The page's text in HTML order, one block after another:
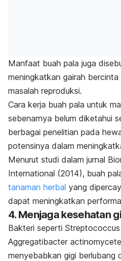
Manfaat buah pala juga
meningkatkan gairah
masalah reproduksi.
Cara kerja buah pala untuk
sebenarnya belum diketahui
berbagai penelitian pada
potensinya dalam
Menurut studi dalam jurnal
International (2014), buah
tanaman herbal yang
dapat meningkatkan
4. Menjaga kesehatan
Bakteri seperti Streptococcus
Aggregatibacter
menyebabkan gigi berlubang